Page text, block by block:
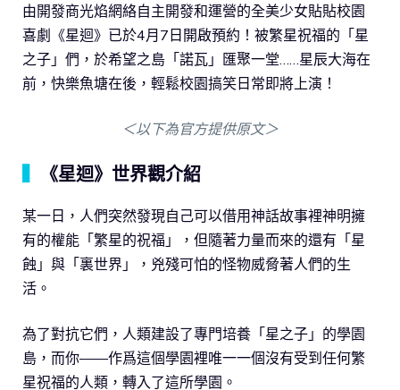
由開發商光焰網絡自主開發和運營的全美少女貼貼校園
喜劇《星迴》已於4月7日開啟預約！被繁星祝福的「星
之子」們，於希望之島「諾瓦」匯聚一堂……星辰大海在
前，快樂魚塘在後，輕鬆校園搞笑日常即將上演！
＜以下為官方提供原文＞
《星迴》世界觀介紹
某一日，人們突然發現自己可以借用神話故事裡神明擁
有的權能「繁星的祝福」，但隨著力量而來的還有「星
蝕」與「裏世界」，兇殘可怕的怪物威脅著人們的生
活。
為了對抗它們，人類建設了專門培養「星之子」的學園
島，而你——作爲這個學園裡唯一一個沒有受到任何繁
星祝福的人類，轉入了這所學園。